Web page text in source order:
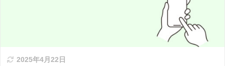
2025年4月22日